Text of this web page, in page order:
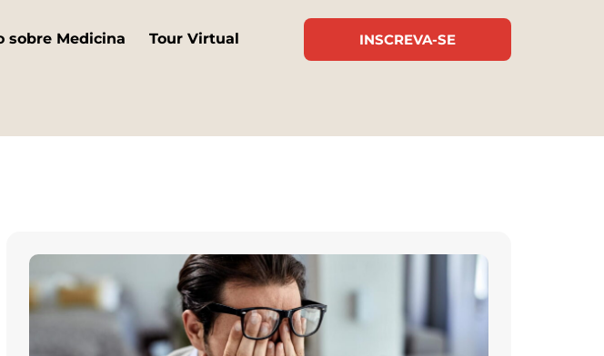
sobre Medicina Tour Virtual INSCREVA-SE